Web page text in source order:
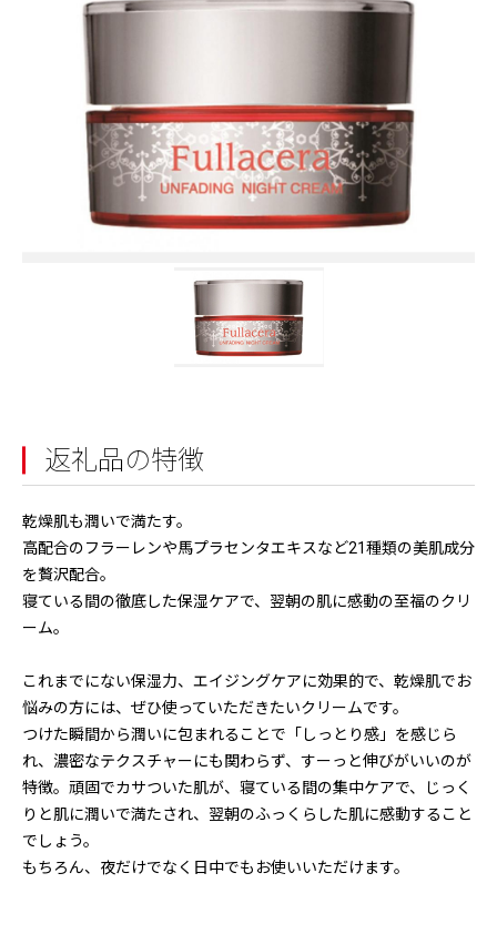
返礼品の特徴
乾燥肌も潤いで満たす。
高配合のフラーレンや馬プラセンタエキスなど21種類の美肌成分
を贅沢配合。
寝ている間の徹底した保湿ケアで、翌朝の肌に感動の至福のクリ
ーム。
これまでにない保湿力、エイジングケアに効果的で、乾燥肌でお
悩みの方には、ぜひ使っていただきたいクリームです。
つけた瞬間から潤いに包まれることで「しっとり感」を感じら
れ、濃密なテクスチャーにも関わらず、すーっと伸びがいいのが
特徴。頑固でカサついた肌が、寝ている間の集中ケアで、じっく
りと肌に潤いで満たされ、翌朝のふっくらした肌に感動すること
でしょう。
もちろん、夜だけでなく日中でもお使いいただけます。